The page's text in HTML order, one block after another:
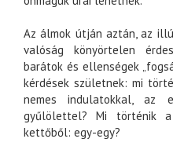
Az álmok útján aztán, az
valóság könyörtelen
barátok és ellenségek
kérdések születnek: mi
nemes indulatokkal, az
gyűlölettel? Mi történik
kettőből: egy-egy?